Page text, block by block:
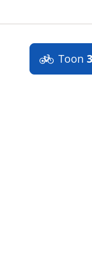
Toon